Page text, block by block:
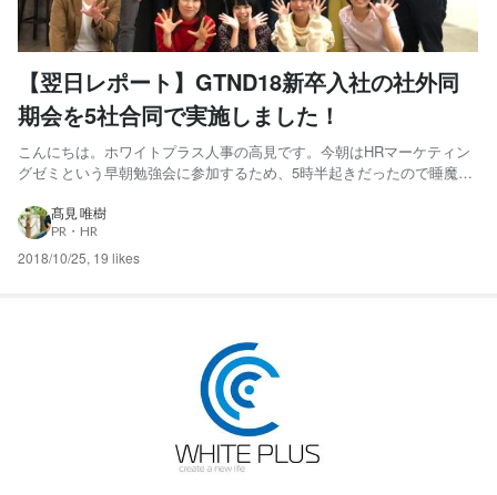
【翌日レポート】GTND18新卒入社の社外同
期会を5社合同で実施しました！
こんにちは。ホワイトプラス人事の高見です。今朝はHRマーケティン
グゼミという早朝勉強会に参加するため、5時半起きだったので睡魔と
にあるベンチャー企業の中でも、 新卒が１～４名ほどしかいない企業5
社の合同で 18新卒入社者が社外同期を作る という会を...
髙見 唯樹
PR・HR
2018/10/25, 19 likes